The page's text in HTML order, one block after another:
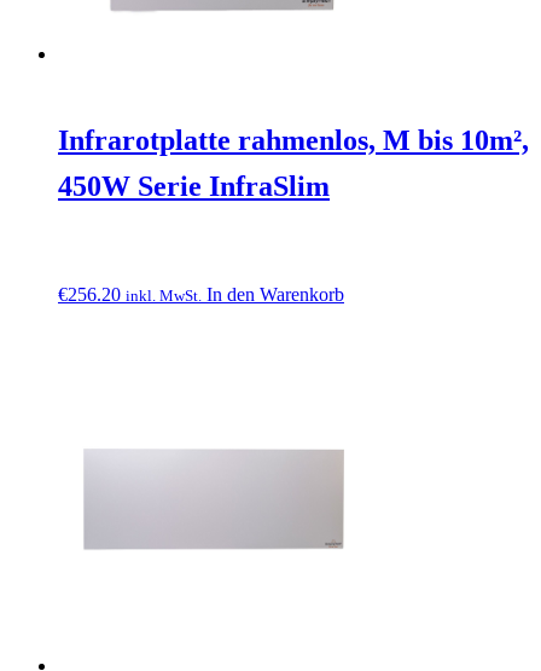
Infrarotplatte rahmenlos, M bis 10m²,
450W Serie InfraSlim
€256.20 inkl. MwSt. In den Warenkorb